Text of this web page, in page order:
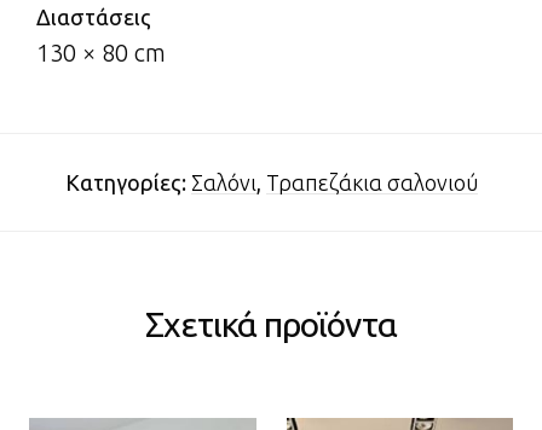
Διαστάσεις
130 × 80 cm
Κατηγορίες: Σαλόνι, Τραπεζάκια σαλονιού
Σχετικά προϊόντα